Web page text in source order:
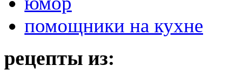
помощники на кухне
рецепты из: